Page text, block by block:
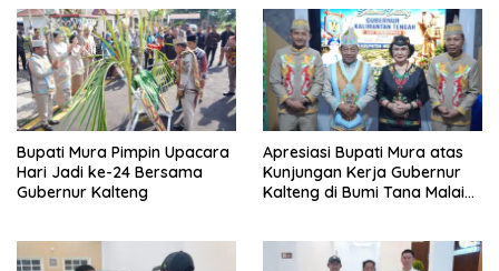
Bupati Mura Pimpin Upacara
Hari Jadi ke-24 Bersama
Gubernur Kalteng
Apresiasi Bupati Mura atas
Kunjungan Kerja Gubernur
Kalteng di Bumi Tana Malai